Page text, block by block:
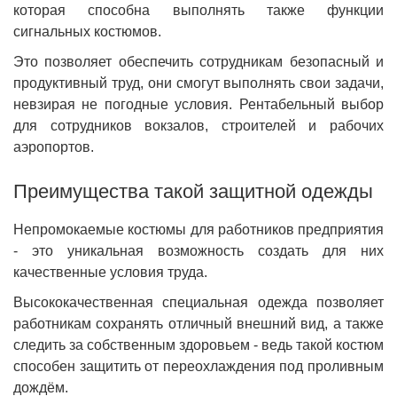
которая способна выполнять также функции
сигнальных костюмов.
Это позволяет обеспечить сотрудникам безопасный и
продуктивный труд, они смогут выполнять свои задачи,
невзирая не погодные условия. Рентабельный выбор
для сотрудников вокзалов, строителей и рабочих
аэропортов.
Преимущества такой защитной одежды
Непромокаемые костюмы для работников предприятия
- это уникальная возможность создать для них
качественные условия труда.
Высококачественная специальная одежда позволяет
работникам сохранять отличный внешний вид, а также
следить за собственным здоровьем - ведь такой костюм
способен защитить от переохлаждения под проливным
дождём.